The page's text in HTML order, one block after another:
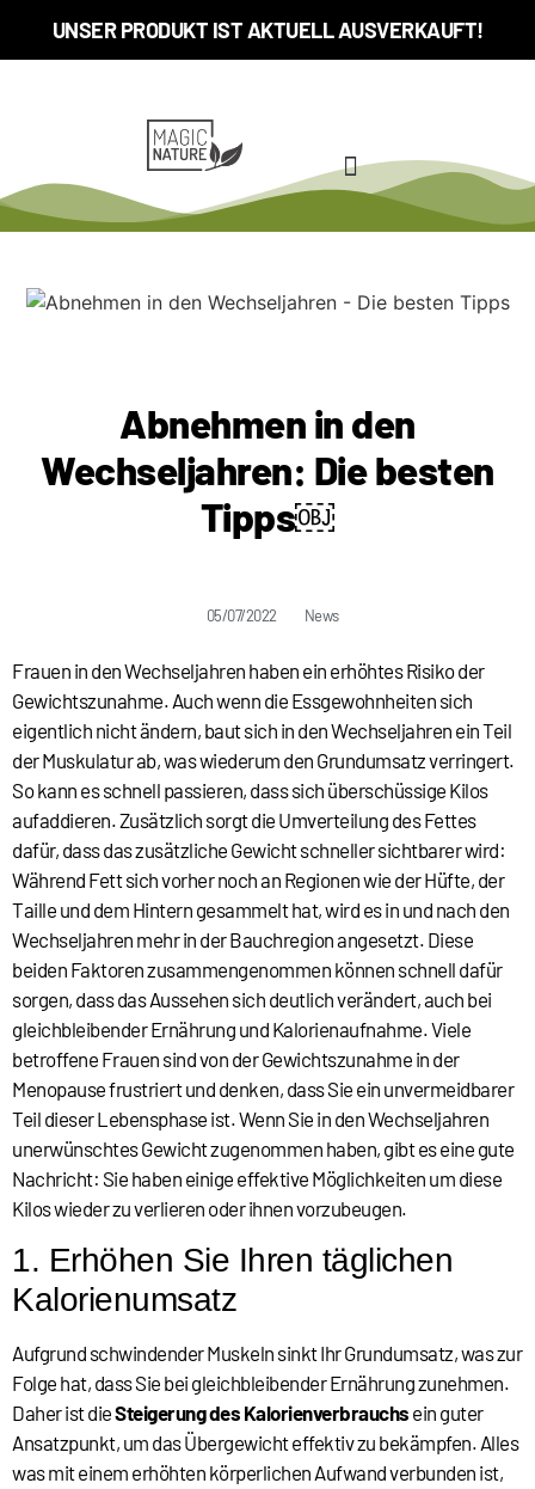
UNSER PRODUKT IST AKTUELL AUSVERKAUFT!
Abnehmen in den
Wechseljahren: Die besten
Tipps￼
05/07/2022 News
Frauen in den Wechseljahren haben ein erhöhtes Risiko der
Gewichtszunahme. Auch wenn die Essgewohnheiten sich
eigentlich nicht ändern, baut sich in den Wechseljahren ein Teil
der Muskulatur ab, was wiederum den Grundumsatz verringert.
So kann es schnell passieren, dass sich überschüssige Kilos
aufaddieren. Zusätzlich sorgt die Umverteilung des Fettes
dafür, dass das zusätzliche Gewicht schneller sichtbarer wird:
Während Fett sich vorher noch an Regionen wie der Hüfte, der
Taille und dem Hintern gesammelt hat, wird es in und nach den
Wechseljahren mehr in der Bauchregion angesetzt. Diese
beiden Faktoren zusammengenommen können schnell dafür
sorgen, dass das Aussehen sich deutlich verändert, auch bei
gleichbleibender Ernährung und Kalorienaufnahme. Viele
betroffene Frauen sind von der Gewichtszunahme in der
Menopause frustriert und denken, dass Sie ein unvermeidbarer
Teil dieser Lebensphase ist. Wenn Sie in den Wechseljahren
unerwünschtes Gewicht zugenommen haben, gibt es eine gute
Nachricht: Sie haben einige effektive Möglichkeiten um diese
Kilos wieder zu verlieren oder ihnen vorzubeugen.
1. Erhöhen Sie Ihren täglichen
Kalorienumsatz
Aufgrund schwindender Muskeln sinkt Ihr Grundumsatz, was zur
Folge hat, dass Sie bei gleichbleibender Ernährung zunehmen.
Daher ist dieSteigerung des Kalorienverbrauchs ein guter
Ansatzpunkt, um das Übergewicht effektiv zu bekämpfen. Alles
was mit einem erhöhten körperlichen Aufwand verbunden ist,